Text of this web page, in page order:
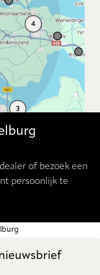
of bezoek een
persoonlijk te